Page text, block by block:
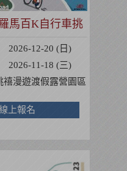
馬百K自行車挑
戰賽
2026-12-20 (日)
2026-11-18 (三)
禧漫遊渡假露營園區
上報名